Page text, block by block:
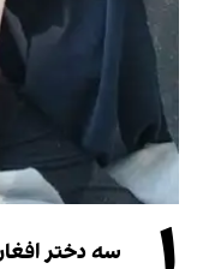
سه دختر